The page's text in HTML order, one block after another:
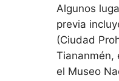
Algunos
previa
(Ciudad
Tiananmén,
el Museo